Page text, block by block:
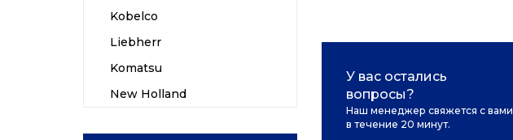
Kobelco
Liebherr
Komatsu
New Holland
У вас остались
вопросы?
Наш менеджер свяжется с вами
в течение 20 минут.